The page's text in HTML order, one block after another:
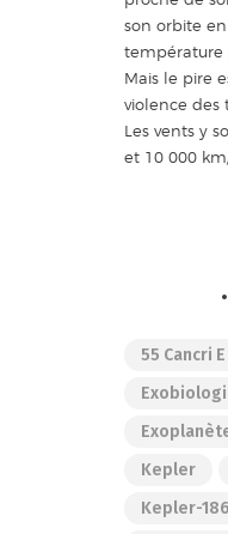
son orbite
température
Mais le pire
violence des
Les vents y
et 10 000
55 Cancri E
Kepler
Kepler-